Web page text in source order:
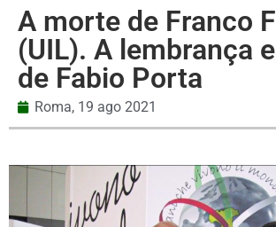
A morte de Franco
(UIL). A lembrança
de Fabio Porta
Roma, 19 ago 2021